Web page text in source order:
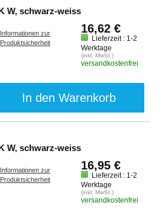
Farbband TZE-315 BK W, schwarz-weiss
Informationen zur
Produktsicherheit
16,62 €
Lieferzeit : 1-2
Werktage
(inkl. MwSt.)
versandkostenfrei
In den Warenkorb
Farbband TZE-325 BK W, schwarz-weiss
Informationen zur
Produktsicherheit
16,95 €
Lieferzeit : 1-2
Werktage
(inkl. MwSt.)
versandkostenfrei